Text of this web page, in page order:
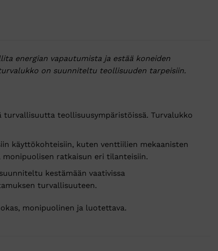
energian vapautumista ja estää koneiden
on suunniteltu teollisuuden tarpeisiin.
teollisuusympäristöissä. Turvalukko
käyttökohteisiin, kuten venttiilien mekaanisten
ratkaisun eri tilanteisiin.
kestämään vaativissa
turvallisuuteen.
monipuolinen ja luotettava.